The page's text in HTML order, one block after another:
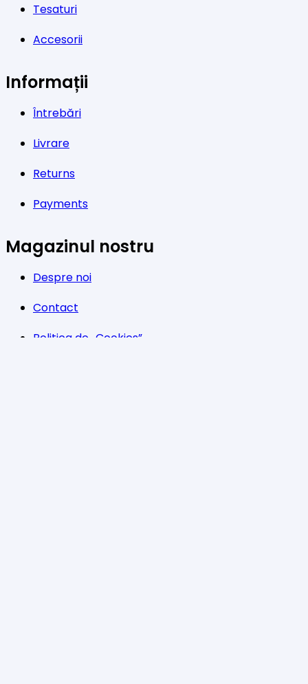
Tesaturi
Accesorii
Informații
Întrebări
Livrare
Returns
Payments
Magazinul nostru
Despre noi
Contact
Politica de „Cookies”